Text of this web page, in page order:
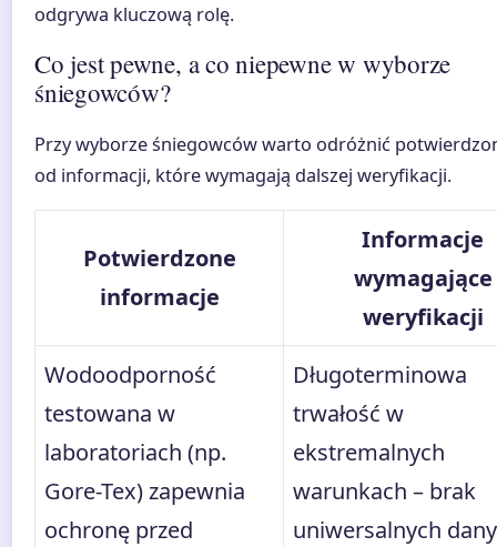
odgrywa kluczową rolę.
Co jest pewne, a co niepewne w wyborze
śniegowców?
Przy wyborze śniegowców warto odróżnić
od informacji, które wymagają dalszej weryfikacji.
Potwierdzone
informacje
Informacje
wymagające
weryfikacji
Wodoodporność
testowana w
laboratoriach (np.
Gore-Tex) zapewnia
ochronę przed
Długoterminowa
trwałość w
ekstremalnych
warunkach – brak
uniwersalnych